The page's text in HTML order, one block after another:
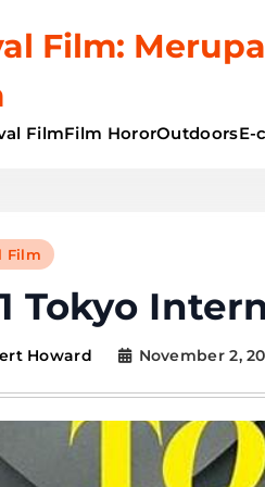
Film:
FilmFilm HororOutdoorsE-
Film
Tokyo
Howard November 2,